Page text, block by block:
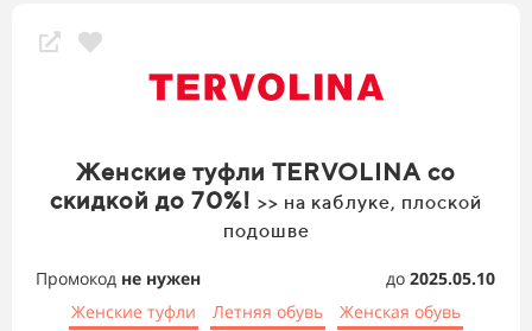
Женские туфли TERVOLINA со
скидкой до 70%! >> на каблуке, плоской
подошве
Промокод не нужен до 2025.05.10
Женские туфли
Летняя обувь Женская обувь